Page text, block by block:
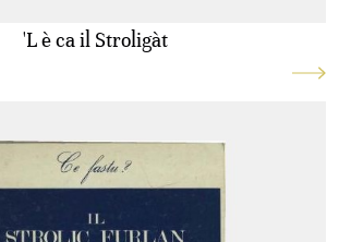
'L è ca il Stroligàt